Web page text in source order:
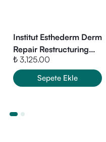
Institut Esthederm Derm
Repair Restructuring
Serum 30Ml
₺ 3,125.00
Sepete Ekle